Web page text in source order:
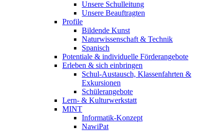
Unsere Schulleitung
Unsere Beauftragten
Profile
Bildende Kunst
Naturwissenschaft & Technik
Spanisch
Potentiale & individuelle Förderangebote
Erleben & sich einbringen
Schul-Austausch, Klassenfahrten &
Exkursionen
Schülerangebote
Lern- & Kulturwerkstatt
MINT
Informatik-Konzept
NawiPat